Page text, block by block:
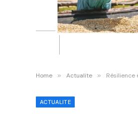
Home » Actualite » Résilience
ACTUALITE